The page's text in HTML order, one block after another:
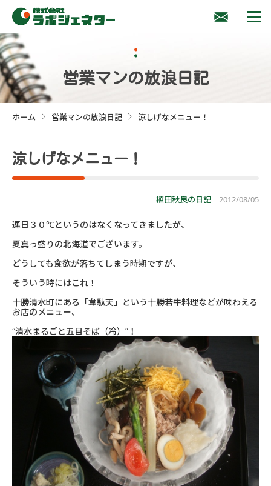
営業マンの放浪日記
ホーム >営業マンの放浪日記 >涼しげなメニュー！
涼しげなメニュー！
植田秋良の日記 2012/08/05
連日３０℃というのはなくなってきましたが、
夏真っ盛りの北海道でございます。
どうしても食欲が落ちてしまう時期ですが、
そういう時にはこれ！
十勝清水町にある「韋駄天」という十勝若牛料理などが味わえる
お店のメニュー、
“清水まるごと五目そば（冷）”！